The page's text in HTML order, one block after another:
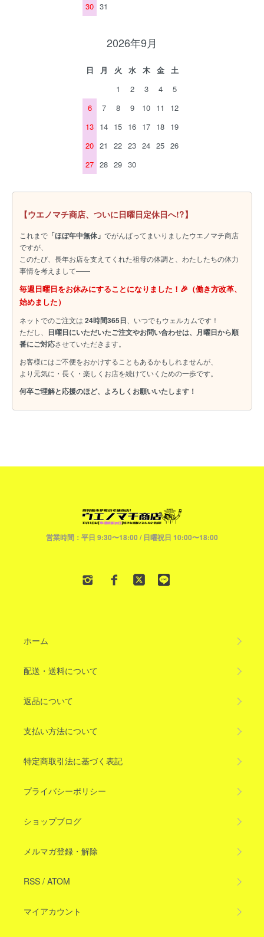
30 31
2026年9月
日 月 火 水 木 金
土
1
2 3 4
5
6
7 8 9 10 11
12
13 14 15 16 17 18 19
20 21 22 23 24 25 26
27 28 29 30
【ウエノマチ商店、ついに日曜日定休日へ!?】
これまで 「ほぼ年中無休」 でがんばってまいりましたウエノマチ商店
ですが、
このたび、長年お店を支えてくれた祖母の体調と、わたしたちの体力
事情を考えまして――
毎週日曜日をお休みにすることになりました！🎉（働き方改革、
始めました）
ネットでのご注文は 24時間365日 、いつでもウェルカムです！
ただし、
日曜日にいただいたご注文やお問い合わせは、月曜日から順
番にご対応させていただきます。
お客様にはご不便をおかけすることもあるかもしれませんが、
より元気に・長く・楽しくお店を続けていくための一歩です。
何卒ご理解と応援のほど、よろしくお願いいたします！
営業時間：平日 9:30〜18:00 / 日曜祝日 10:00〜18:00
ホーム
配送・送料について
返品について
支払い方法について
特定商取引法に基づく表記
プライバシーポリシー
ショップブログ
メルマガ登録・解除
RSS / ATOM
マイアカウント